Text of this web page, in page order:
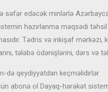
səfər edəcək minlərlə
hazırlanma məqsədi
Tədris və inkişaf
tələbə ödənişlərini, dərs və
də qeydiyyatdan keçməlidirlər
abonə ol Dayaq-hərəkət